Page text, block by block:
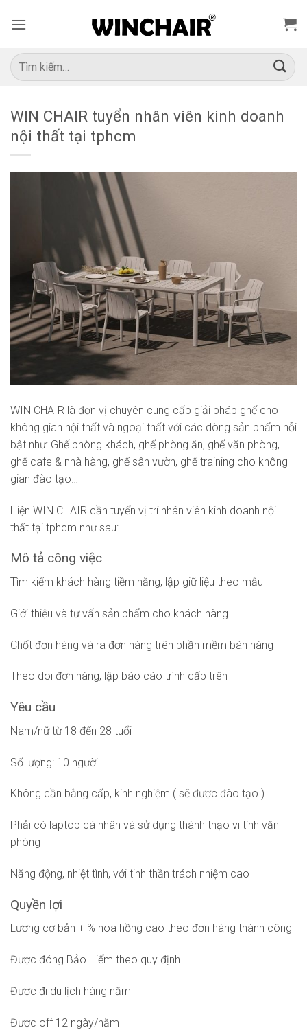
qua
dung
Tìm
kiếm:
WIN CHAIR tuyển nhân viên kinh doanh
nội thất tại tphcm
WIN CHAIR là đơn vị chuyên cung cấp giải pháp ghế cho
không gian nội thất và ngoại thất với các dòng sản phẩm nỗi
bật như: Ghế phòng khách, ghế phòng ăn, ghế văn phòng,
ghế cafe & nhà hàng, ghế sân vườn, ghế training cho không
gian đào tạo…
Hiện WIN CHAIR cần tuyển vị trí nhân viên kinh doanh nội
thất tại tphcm như sau:
Mô tả công việc
Tìm kiếm khách hàng tiềm năng, lập giữ liệu theo mẫu
Giới thiệu và tư vấn sản phẩm cho khách hàng
Chốt đơn hàng và ra đơn hàng trên phần mềm bán hàng
Theo dõi đơn hàng, lập báo cáo trình cấp trên
Yêu cầu
Nam/nữ từ 18 đến 28 tuổi
Số lượng: 10 người
Không cần bằng cấp, kinh nghiệm ( sẽ được đào tạo )
Phải có laptop cá nhân và sử dụng thành thạo vi tính văn
phòng
Năng động, nhiệt tình, với tinh thần trách nhiệm cao
Quyền lợi
Lương cơ bản + % hoa hồng cao theo đơn hàng thành công
Được đóng Bảo Hiểm theo quy định
Được đi du lịch hàng năm
Được off 12 ngày/năm